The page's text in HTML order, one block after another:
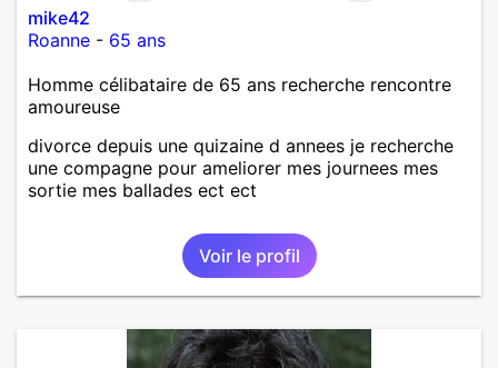
mike42
Roanne - 65 ans
Homme célibataire de 65 ans recherche rencontre
amoureuse
divorce depuis une quizaine d annees je recherche
une compagne pour ameliorer mes journees mes
sortie mes ballades ect ect
Voir le profil